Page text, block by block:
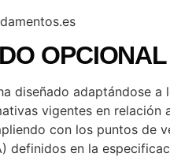
OPCIONAL
diseñado adaptándose a
vigentes en relación
con los puntos de
definidos en la